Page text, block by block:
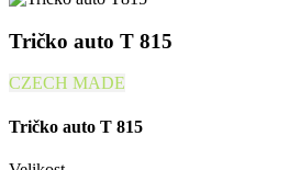
Tričko auto T 815
CZECH MADE
Tričko auto T 815